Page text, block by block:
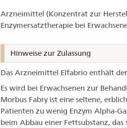
Elfabrio®
Arzneimittel (Konzentrat zur
Enzymersatztherapie bei
Hinweise zur Zulassung
Das Arzneimittel Elfabrio enthält
Es wird bei Erwachsenen zur
Morbus Fabry ist eine seltene,
Patienten zu wenig Enzym Alpha-
beim Abbau einer Fettsubstanz,